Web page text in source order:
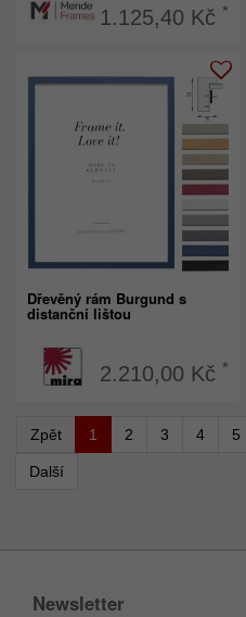
1.125,40 Kč *
Dřevěný rám Burgund s
distanční lištou
2.210,00 Kč *
Zpět 1 2 3 4 5
Další
Newsletter